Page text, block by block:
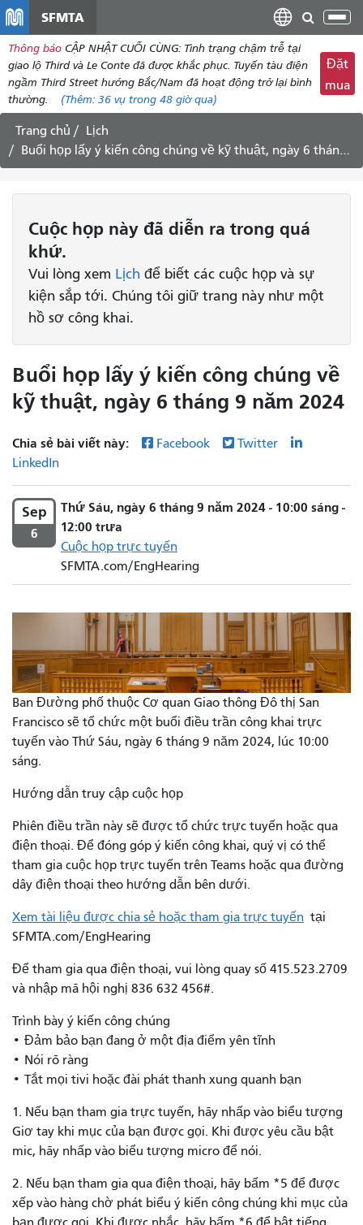
dung
SFMTA
Thông báo CẬP NHẬT CUỐI CÙNG: Tình trạng chậm trễ tại
giao lộ Third và Le Conte đã được khắc phục. Tuyến tàu điện
ngầm Third Street hướng Bắc/Nam đã hoạt động trở lại bình
thường.
(Thêm: 36 vụ trong 48 giờ qua)
Đặt
mua
Trang chủ
Lịch
Buổi họp lấy ý kiến ​​công chúng về kỹ thuật, ngày 6 tháng 9 năm 2024
Cuộc họp này đã diễn ra trong quá
khứ.
Vui lòng xem Lịch để biết các cuộc họp và sự
kiện sắp tới. Chúng tôi giữ trang này như một
hồ sơ công khai.
Buổi họp lấy ý kiến ​​công chúng về
kỹ thuật, ngày 6 tháng 9 năm 2024
Chia sẻ bài viết này: Facebook
Twitter
LinkedIn
Sep
6
Thứ Sáu, ngày 6 tháng 9 năm 2024 - 10:00 sáng -
12:00 trưa
Cuộc họp trực tuyến
SFMTA.com/EngHearing
Ban Đường phố thuộc Cơ quan Giao thông Đô thị San
Francisco sẽ tổ chức một buổi điều trần công khai trực
tuyến vào Thứ Sáu, ngày 6 tháng 9 năm 2024, lúc 10:00
sáng.
Hướng dẫn truy cập cuộc họp
Phiên điều trần này sẽ được tổ chức trực tuyến hoặc qua
điện thoại. Để đóng góp ý kiến ​​công khai, quý vị có thể
tham gia cuộc họp trực tuyến trên Teams hoặc qua đường
dây điện thoại theo hướng dẫn bên dưới.
Xem tài liệu được chia sẻ hoặc tham gia trực tuyến tại
SFMTA.com/EngHearing
Để tham gia qua điện thoại, vui lòng quay số 415.523.2709
và nhập mã hội nghị 836 632 456#.
Trình bày ý kiến ​​công chúng
• Đảm bảo bạn đang ở một địa điểm yên tĩnh
• Nói rõ ràng
• Tắt mọi tivi hoặc đài phát thanh xung quanh bạn
1. Nếu bạn tham gia trực tuyến, hãy nhấp vào biểu tượng
Giơ tay khi mục của bạn được gọi. Khi được yêu cầu bật
mic, hãy nhấp vào biểu tượng micro để nói.
2. Nếu bạn tham gia qua điện thoại, hãy bấm *5 để được
xếp vào hàng chờ phát biểu ý kiến ​​công chúng khi mục của